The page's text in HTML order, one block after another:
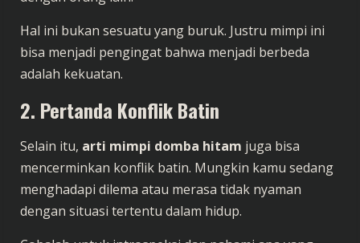
Hal ini bukan sesuatu yang buruk. Justru mimpi ini
bisa menjadi pengingat bahwa menjadi berbeda
adalah kekuatan.
2. Pertanda Konflik Batin
Selain itu, arti mimpi domba hitam juga bisa
mencerminkan konflik batin. Mungkin kamu sedang
menghadapi dilema atau merasa tidak nyaman
dengan situasi tertentu dalam hidup.